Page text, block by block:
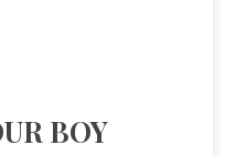
BOY